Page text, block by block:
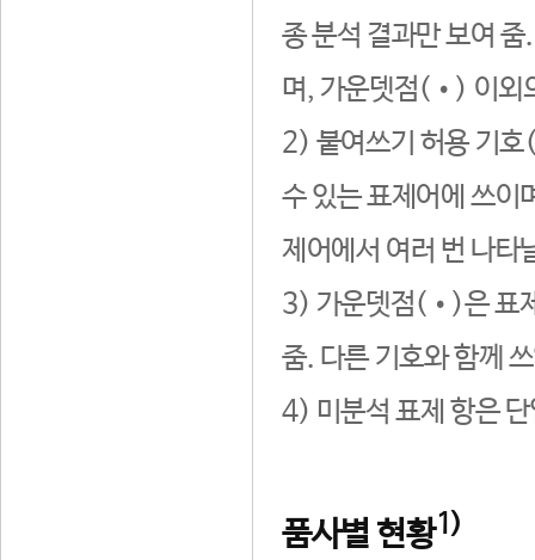
종 분석 결과만 보여
며, 가운뎃점(•) 이외
2) 붙여쓰기 허용 기호
수 있는 표제어에 쓰이
제어에서 여러 번 나타
3) 가운뎃점(•)은 표
줌. 다른 기호와 함께
4) 미분석 표제 항은
품사별 현황1)